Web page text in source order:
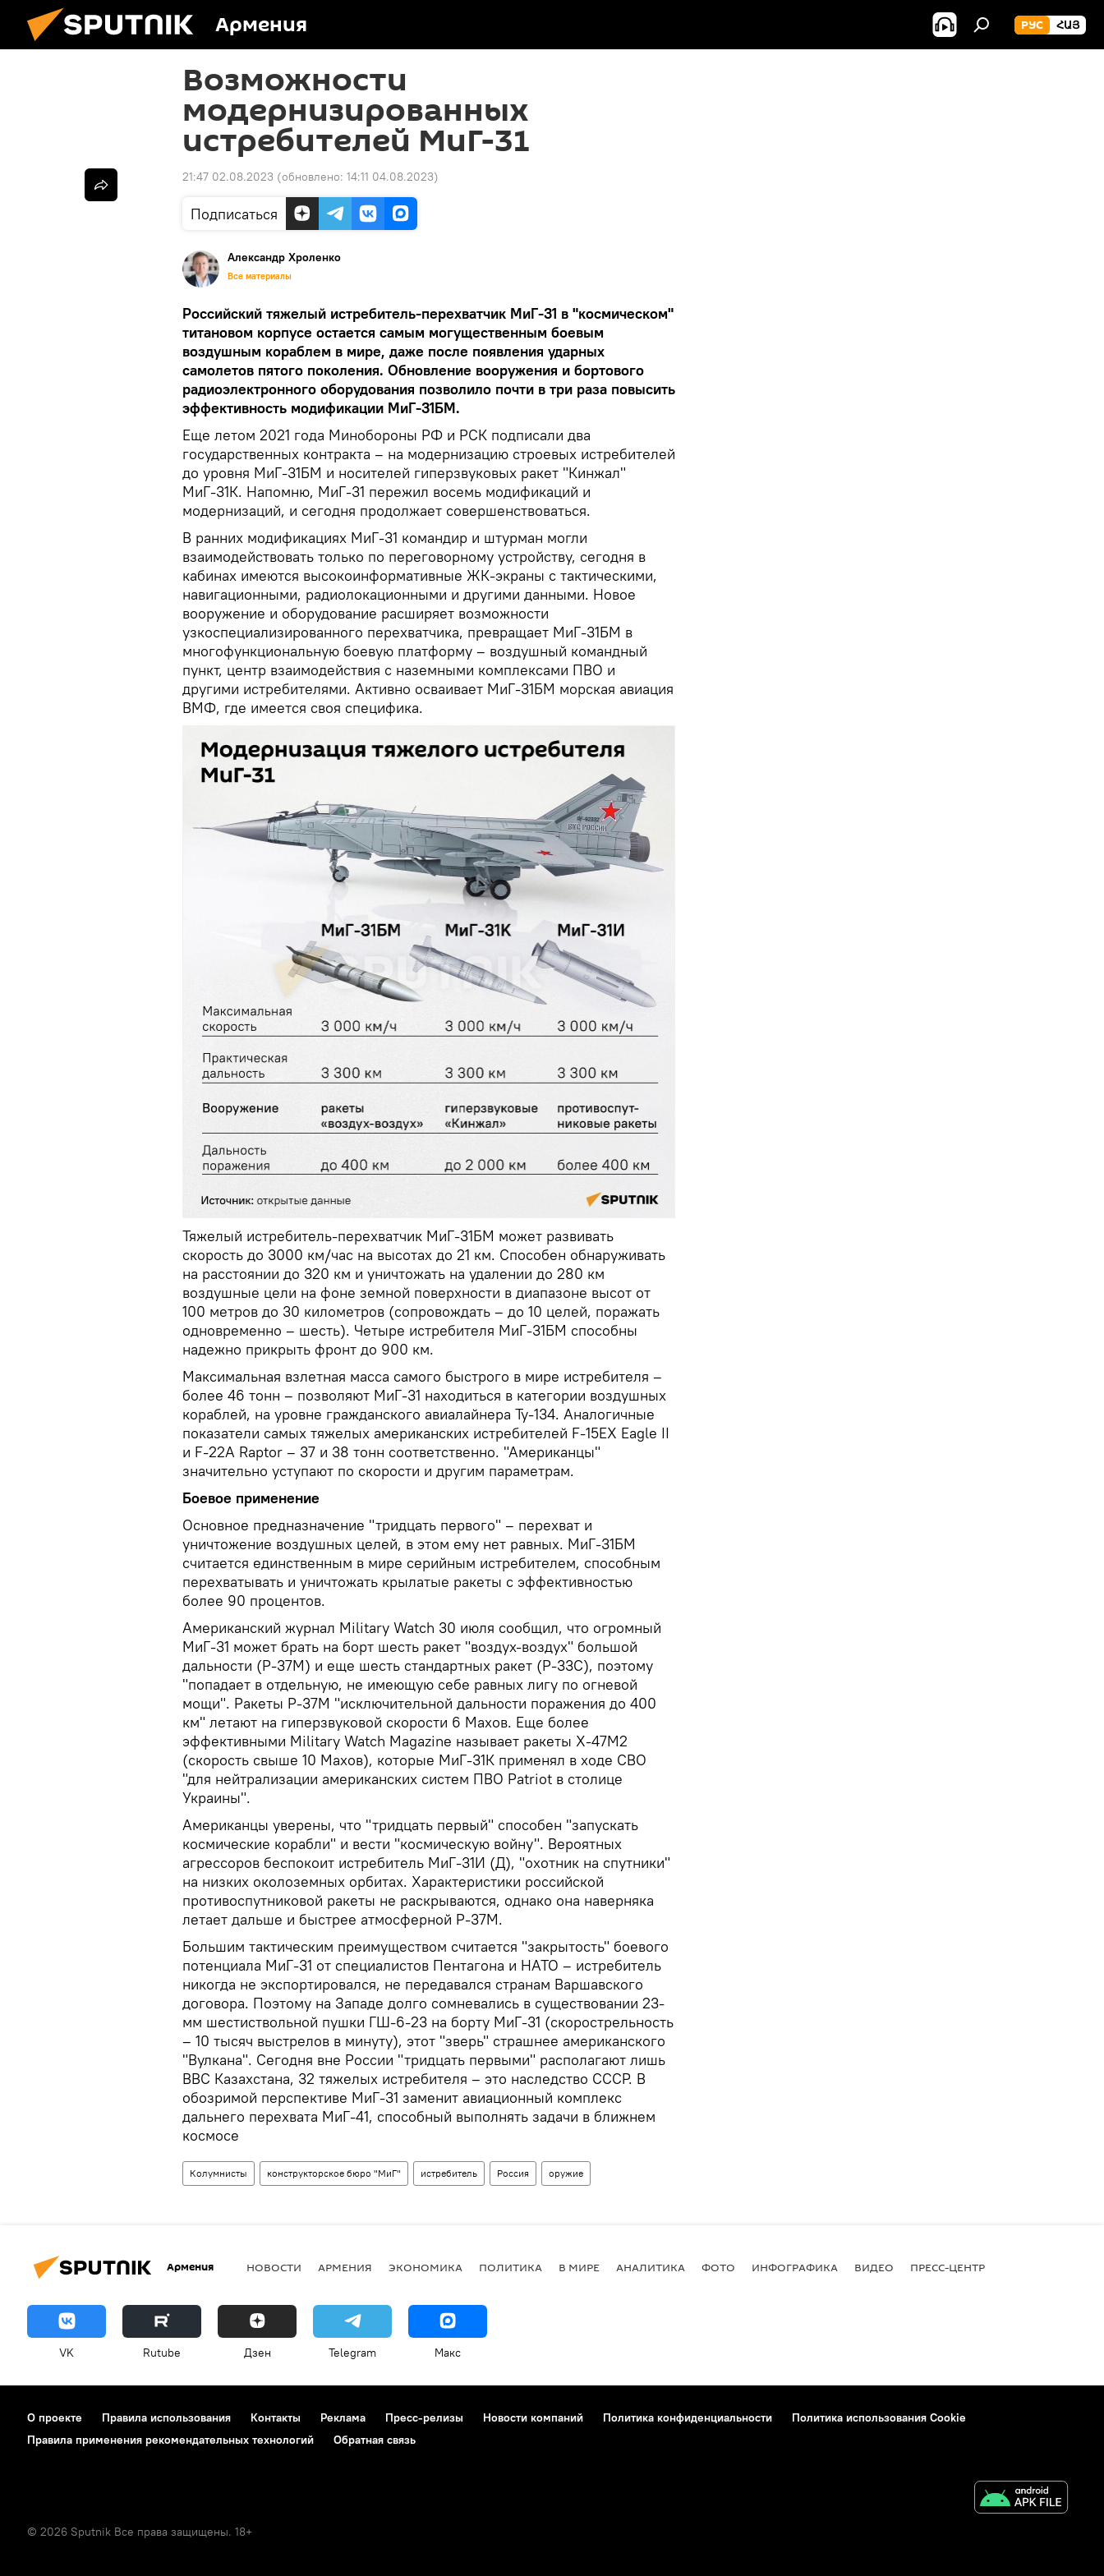
Армения РУС ՀԱՅ
Возможности
модернизированных
истребителей МиГ-31
21:47 02.08.2023 (обновлено: 14:11 04.08.2023)
Подписаться
Александр Хроленко
Все материалы
Российский тяжелый истребитель-перехватчик МиГ-31 в "космическом"
титановом корпусе остается самым могущественным боевым
воздушным кораблем в мире, даже после появления ударных
самолетов пятого поколения. Обновление вооружения и бортового
радиоэлектронного оборудования позволило почти в три раза повысить
эффективность модификации МиГ-31БМ.
Еще летом 2021 года Минобороны РФ и РСК подписали два
государственных контракта – на модернизацию строевых истребителей
до уровня МиГ-31БМ и носителей гиперзвуковых ракет "Кинжал"
МиГ-31К. Напомню, МиГ-31 пережил восемь модификаций и
модернизаций, и сегодня продолжает совершенствоваться.
В ранних модификациях МиГ-31 командир и штурман могли
взаимодействовать только по переговорному устройству, сегодня в
кабинах имеются высокоинформативные ЖК-экраны с тактическими,
навигационными, радиолокационными и другими данными. Новое
вооружение и оборудование расширяет возможности
узкоспециализированного перехватчика, превращает МиГ-31БМ в
многофункциональную боевую платформу – воздушный командный
пункт, центр взаимодействия с наземными комплексами ПВО и
другими истребителями. Активно осваивает МиГ-31БМ морская авиация
ВМФ, где имеется своя специфика.
Тяжелый истребитель-перехватчик МиГ-31БМ может развивать
скорость до 3000 км/час на высотах до 21 км. Способен обнаруживать
на расстоянии до 320 км и уничтожать на удалении до 280 км
воздушные цели на фоне земной поверхности в диапазоне высот от
100 метров до 30 километров (сопровождать – до 10 целей, поражать
одновременно – шесть). Четыре истребителя МиГ-31БМ способны
надежно прикрыть фронт до 900 км.
Максимальная взлетная масса самого быстрого в мире истребителя –
более 46 тонн – позволяют МиГ-31 находиться в категории воздушных
кораблей, на уровне гражданского авиалайнера Ту-134. Аналогичные
показатели самых тяжелых американских истребителей F-15EX Eagle II
и F-22A Raptor – 37 и 38 тонн соответственно. "Американцы"
значительно уступают по скорости и другим параметрам.
Боевое применение
Основное предназначение "тридцать первого" – перехват и
уничтожение воздушных целей, в этом ему нет равных. МиГ-31БМ
считается единственным в мире серийным истребителем, способным
перехватывать и уничтожать крылатые ракеты с эффективностью
более 90 процентов.
Американский журнал Military Watch 30 июля сообщил, что огромный
МиГ-31 может брать на борт шесть ракет "воздух-воздух" большой
дальности (Р-37М) и еще шесть стандартных ракет (Р-33С), поэтому
"попадает в отдельную, не имеющую себе равных лигу по огневой
мощи". Ракеты Р-37М "исключительной дальности поражения до 400
км" летают на гиперзвуковой скорости 6 Махов. Еще более
эффективными Military Watch Magazine называет ракеты Х-47М2
(скорость свыше 10 Махов), которые МиГ-31К применял в ходе СВО
"для нейтрализации американских систем ПВО Patriot в столице
Украины".
Американцы уверены, что "тридцать первый" способен "запускать
космические корабли" и вести "космическую войну". Вероятных
агрессоров беспокоит истребитель МиГ-31И (Д), "охотник на спутники"
на низких околоземных орбитах. Характеристики российской
противоспутниковой ракеты не раскрываются, однако она наверняка
летает дальше и быстрее атмосферной Р-37М.
Большим тактическим преимуществом считается "закрытость" боевого
потенциала МиГ-31 от специалистов Пентагона и НАТО – истребитель
никогда не экспортировался, не передавался странам Варшавского
договора. Поэтому на Западе долго сомневались в существовании 23-
мм шестиствольной пушки ГШ-6-23 на борту МиГ-31 (скорострельность
– 10 тысяч выстрелов в минуту), этот "зверь" страшнее американского
"Вулкана". Сегодня вне России "тридцать первыми" располагают лишь
ВВС Казахстана, 32 тяжелых истребителя – это наследство СССР. В
обозримой перспективе МиГ-31 заменит авиационный комплекс
дальнего перехвата МиГ-41, способный выполнять задачи в ближнем
космосе
Колумнисты конструкторское бюро "МиГ" истребитель Россия оружие
Армения НОВОСТИ АРМЕНИЯ ЭКОНОМИКА ПОЛИТИКА В МИРЕ АНАЛИТИКА ФОТО ИНФОГРАФИКА ВИДЕО ПРЕСС-ЦЕНТР
VK Rutube Дзен Telegram Макс
О проекте Правила использования Контакты Реклама Пресс-релизы Новости компаний Политика конфиденциальности
Политика использования Cookie
Правила применения рекомендательных технологий
Обратная связь
© 2026 Sputnik Все права защищены. 18+